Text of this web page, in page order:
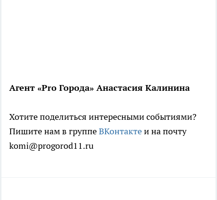
Агент «Pro Города» Анастасия Калинина
Хотите поделиться интересными событиями?
Пишите нам в группеВКонтактеи на почту
komi@progorod11.ru